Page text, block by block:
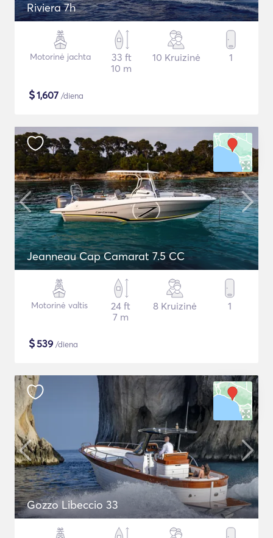
Riviera 7h
Motorinė jachta
33 ft
10 m
10 Kruizinė 1
$1,607 /diena
Jeanneau Cap Camarat 7.5 CC
Motorinė valtis
24 ft
7 m
8 Kruizinė 1
$539 /diena
Gozzo Libeccio 33